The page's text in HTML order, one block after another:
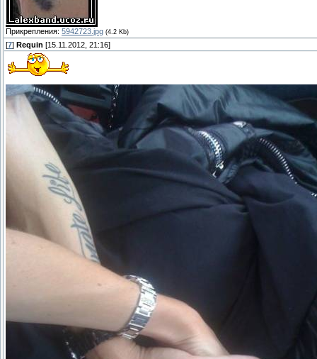
Прикрепления: 5942723.jpg (4.2 Kb)
[7] Requin [15.11.2012, 21:16]